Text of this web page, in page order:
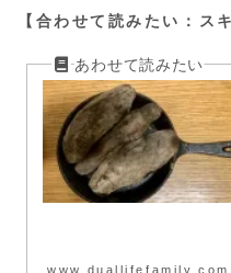
【合わせて読みたい：ス
www.duallifefamily.com